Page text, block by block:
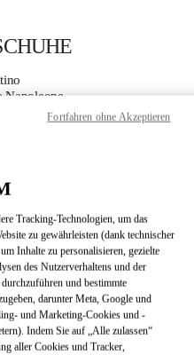
Napoleone
LINK
Tracking-Technologien, um das
zu gewährleisten (dank technischer
Inhalte zu personalisieren, gezielte
des Nutzerverhaltens und der
und bestimmte
darunter Meta, Google und
und Marketing-Cookies und -
Indem Sie auf „Alle zulassen“
aller Cookies und Tracker,
Fortfahren ohne Akzeptieren